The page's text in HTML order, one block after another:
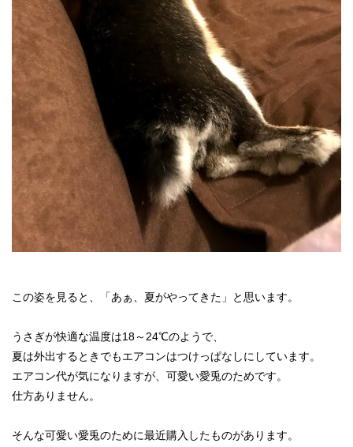
この姿を見ると、「あぁ、夏がやってきた」と思います。
うさぎが快適な温度は18～24℃のようで、
夏は外出するときでもエアコンはつけっぱなしにしています。
エアコン代が気になりますが、可愛い愛兎のためです。
仕方ありません。
そんな可愛い愛兎のために最近購入したものがあります。